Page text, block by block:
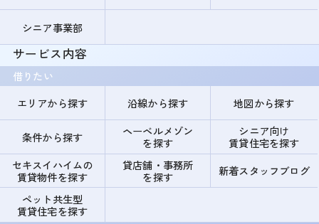
シニア事業部
サービス内容
借りたい
エリアから探す
沿線から探す 地図から探す
条件から探す
ヘーベルメゾン
を探す
シニア向け
賃貸住宅を探す
セキスイハイムの
賃貸物件を探す
貸店舗・事務所
を探す
新着スタッフブログ
ペット共生型
賃貸住宅を探す